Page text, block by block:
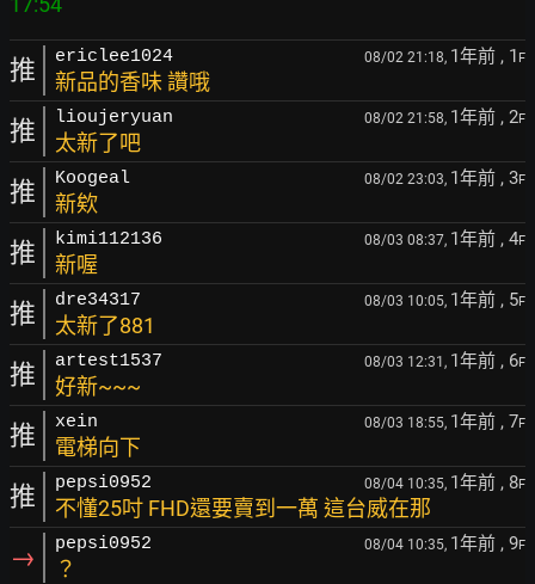
推 ericlee1024 08/02 21:18, 1年前 , 1 F
新品的香味 讚哦
推 lioujeryuan 08/02 21:58, 1年前 , 2F
太新了吧
推 Koogeal 08/02 23:03, 1年前 , 3F
新欸
推 kimi112136 08/03 08:37, 1年前 , 4F
新喔
推 dre34317 08/03 10:05, 1年前 , 5F
太新了881
推 artest1537 08/03 12:31, 1年前 , 6F
好新~~~
推 xein 08/03 18:55, 1年前 , 7F
電梯向下
推 pepsi0952 08/04 10:35, 1年前 , 8F
不懂25吋 FHD還要賣到一萬 這台威在那
→ pepsi0952 08/04 10:35, 1年前 , 9F
？